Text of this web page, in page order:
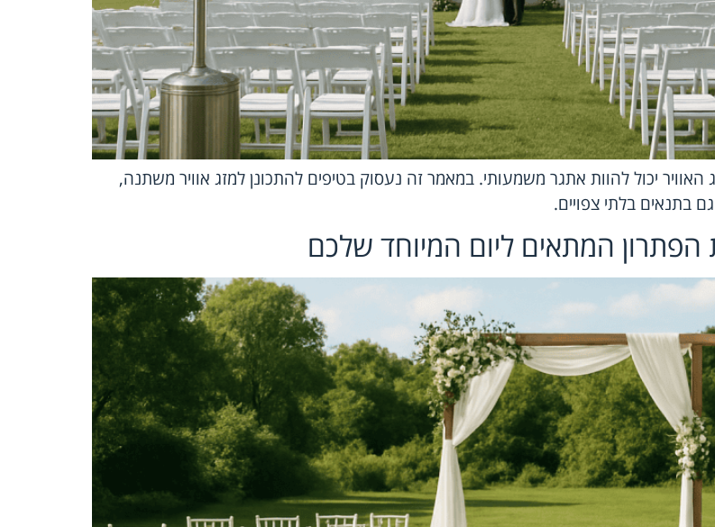
יכול להוות אתגר משמעותי. במאמר זה נעסוק בטיפים להתכונן למזג אוויר משתנה,
בתנאים בלתי צפויים.
הפתרון המתאים ליום המיוחד שלכם